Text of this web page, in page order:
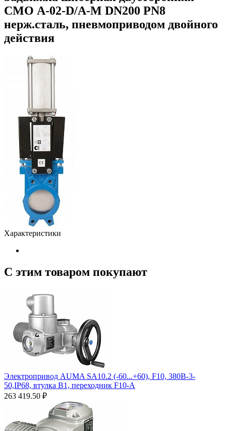
СМО A-02-D/A-M DN200 PN8
нерж.сталь, пневмоприводом двойного
действия
Характеристики
С этим товаром покупают
Электропривод AUMA SA10.2 (-60...+60), F10, 380B-3-
50,IP68, втулка В1, переходник F10-A
263 419.50 ₽